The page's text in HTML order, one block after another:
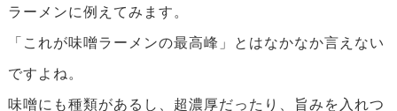
ラーメンに例えてみます。
「これが味噌ラーメンの最高峰」とはなかなか言えない
ですよね。
味噌にも種類があるし、超濃厚だったり、旨みを入れつ